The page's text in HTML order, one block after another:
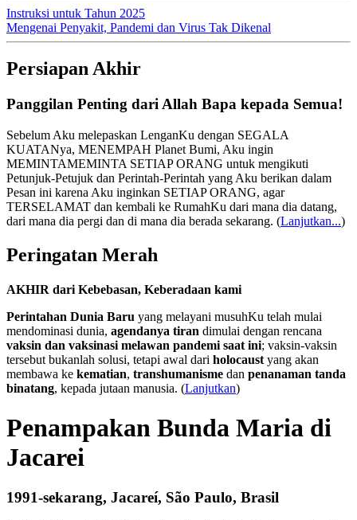
Instruksi untuk Tahun 2025
Mengenai Penyakit, Pandemi dan Virus Tak Dikenal
Persiapan Akhir
Panggilan Penting dari Allah Bapa kepada Semua!
Sebelum Aku melepaskan LenganKu dengan SEGALA
KUATANya, MENEMPAH Planet Bumi, Aku ingin
MEMINTAMEMINTA SETIAP ORANG untuk mengikuti
Petunjuk-Petujuk dan Perintah-Perintah yang Aku berikan dalam
Pesan ini karena Aku inginkan SETIAP ORANG, agar
TERSELAMAT dan kembali ke RumahKu dari mana dia datang,
dari mana dia pergi dan di mana dia berada sekarang. (Lanjutkan...)
Peringatan Merah
AKHIR dari Kebebasan, Keberadaan kami
Perintahan Dunia Baru yang melayani musuhKu telah mulai
mendominasi dunia, agendanya tiran dimulai dengan rencana
vaksin dan vaksinasi melawan pandemi saat ini; vaksin-vaksin
tersebut bukanlah solusi, tetapi awal dari holocaust yang akan
membawa ke kematian, transhumanisme dan penanaman tanda
binatang, kepada jutaan manusia. (Lanjutkan)
Penampakan Bunda Maria di
Jacarei
1991-sekarang, Jacareí, São Paulo, Brasil